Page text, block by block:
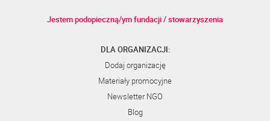
Jestem podopieczną/ym fundacji / stowarzyszenia
DLA ORGANIZACJI:
Dodaj organizację
Materiały promocyjne
Newsletter NGO
Blog